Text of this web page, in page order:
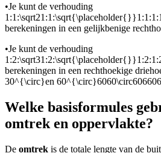
•Je kunt de verhouding
berekeningen in een gelijkbenige
•Je kunt de verhouding
berekeningen in een rechthoekige
30^{\circ}en
Welke basisformules
omtrek en oppervlakte?
De omtrek is de totale lengte van de